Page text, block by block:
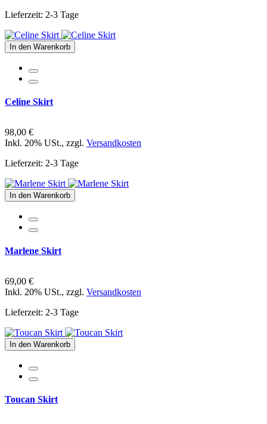
Lieferzeit: 2-3 Tage
In den Warenkorb
Celine Skirt
98,00 €
Inkl. 20% USt., zzgl. Versandkosten
Lieferzeit: 2-3 Tage
In den Warenkorb
Marlene Skirt
69,00 €
Inkl. 20% USt., zzgl. Versandkosten
Lieferzeit: 2-3 Tage
In den Warenkorb
Toucan Skirt